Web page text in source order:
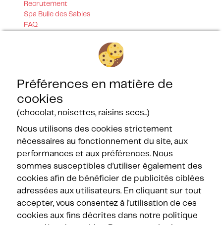
Recrutement
Spa Bulle des Sables
FAQ
Contact
Nos partenaires
Préférences en matière de
cookies
(chocolat, noisettes, raisins secs...)
Nous utilisons des cookies strictement
nécessaires au fonctionnement du site, aux
performances et aux préférences. Nous
sommes susceptibles d’utiliser également des
cookies afin de bénéficier de publicités ciblées
adressées aux utilisateurs. En cliquant sur tout
accepter, vous consentez à l'utilisation de ces
cookies aux fins décrites dans notre politique